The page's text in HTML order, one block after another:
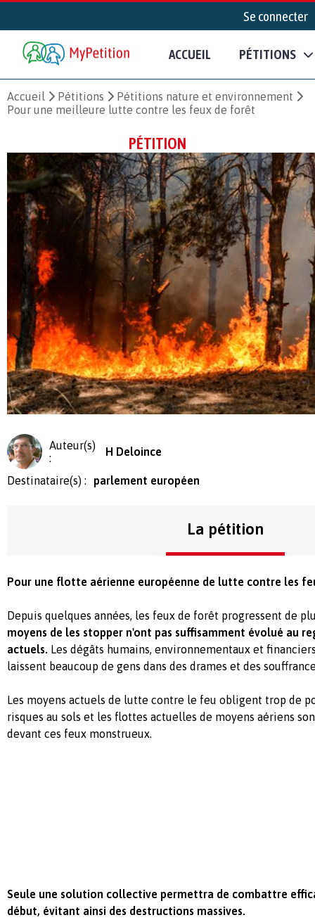
Se connecter
ACCUEIL PÉTITIONS
Accueil Pétitions
Pétitions nature et environnement
Pour une meilleure lutte contre les feux de forêt
PÉTITION
Auteur(s)
:
H Deloince
Destinataire(s) : parlement européen
La pétition
Pour une flotte aérienne européenne de lutte contre les
Depuis quelques années, les feux de forêt progressent de
moyens de les stopper n'ont pas suffisamment évolué au
actuels. Les dégâts humains, environnementaux et
laissent beaucoup de gens dans des drames et des
Les moyens actuels de lutte contre le feu obligent trop de
risques au sols et les flottes actuelles de moyens aériens
devant ces feux monstrueux.
Seule une solution collective permettra de combattre
début, évitant ainsi des destructions massives.